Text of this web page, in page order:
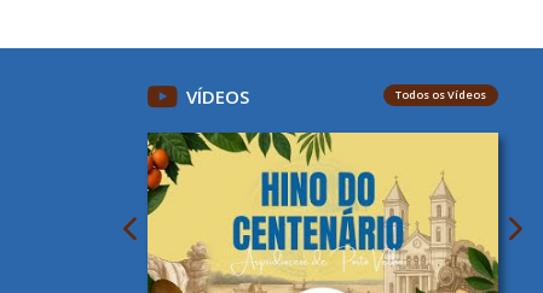
VÍDEOS Todos os Vídeos